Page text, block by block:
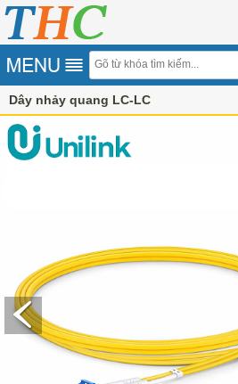
Dây nhảy quang LC-LC